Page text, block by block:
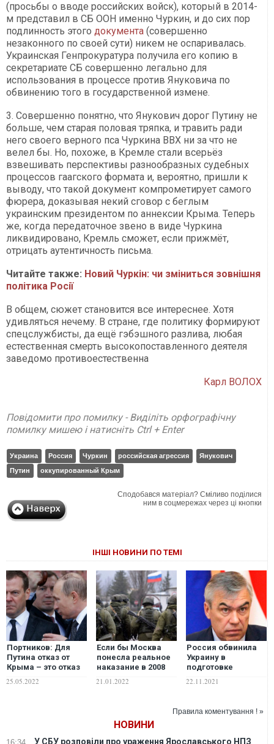
(просьбы о вводе российских войск), который в 2014-
м представил в СБ ООН именно Чуркин, и до сих пор
подлинность этого документа (совершенно
незаконного по своей сути) никем не оспаривалась.
Украинская Генпрокуратура получила его копию в
секретариате СБ совершенно легально для
использования в процессе против Януковича по
обвинению того в государственной измене.
3. Совершенно понятно, что Янукович дорог Путину не
больше, чем старая половая тряпка, и травить ради
него своего верного пса Чуркина ВВХ ни за что не
велел бы. Но, похоже, в Кремле стали всерьёз
взвешивать перспективы разнообразных судебных
процессов гаагского формата и, вероятно, пришли к
выводу, что такой документ компрометирует самого
фюрера, доказывая некий сговор с беглым
украинским президентом по аннексии Крыма. Теперь
же, когда передаточное звено в виде Чуркина
ликвидировано, Кремль сможет, если прижмёт,
отрицать аутентичность письма.
Читайте также: Новий Чуркін: чи зміниться зовнішня
політика Росії
В общем, сюжет становится все интереснее. Хотя
удивляться нечему. В стране, где политику формируют
спецслужбисты, да ещё гэбэшного разлива, любая
естественная смерть высокопоставленного деятеля
заведомо противоестественна
Карл ВОЛОХ
Повідомити про помилку - Виділіть орфографічну
помилку мишею і натисніть Ctrl + Enter
Украина Россия Чуркин российская агрессия
Янукович
Путин
оккупированный Крым
Сподобався матеріал? Сміливо поділися
ним в соцмережах через ці кнопки
ІНШІ НОВИНИ ПО ТЕМІ
Портников: Для
Путина отказ от
Крыма – это отказ
режима как
25.05.2022
Если бы Москва
понесла реальное
наказание в 2008
отношении
Сазонов
21.01.2022
Россия обвинила
Украину в
подготовке
границе и
22.11.2021
Правила коментування ! »
НОВИНИ
У СБУ розповіли про ураження Ярославського НПЗ